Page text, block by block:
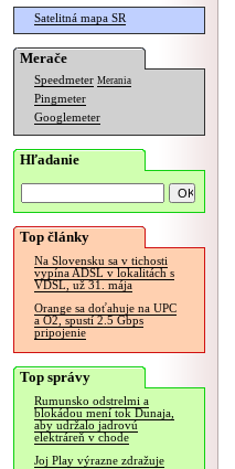
Satelitná mapa SR
Merače
Speedmeter Merania
Pingmeter
Googlemeter
Hľadanie
Top články
Na Slovensku sa v tichosti
vypína ADSL v lokalitách s
VDSL, už 31. mája
Orange sa doťahuje na UPC
a O2, spustí 2.5 Gbps
pripojenie
Top správy
Rumunsko odstrelmi a
blokádou mení tok Dunaja,
aby udržalo jadrovú
elektráreň v chode
Joj Play výrazne zdražuje